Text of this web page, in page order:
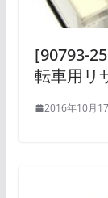
[90793-
転車用リ
2016年10月